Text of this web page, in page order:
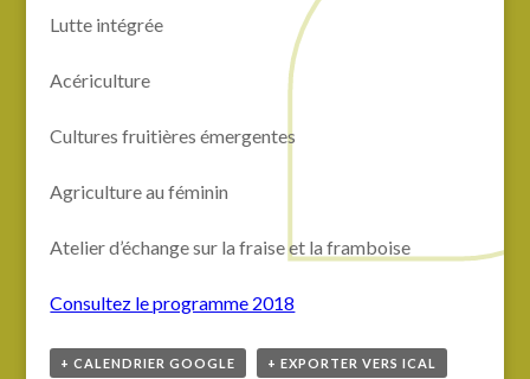
Lutte intégrée
Acériculture
Cultures fruitières émergentes
Agriculture au féminin
Atelier d’échange sur la fraise et la framboise
Consultez le programme 2018
+ CALENDRIER GOOGLE + EXPORTER VERS ICAL